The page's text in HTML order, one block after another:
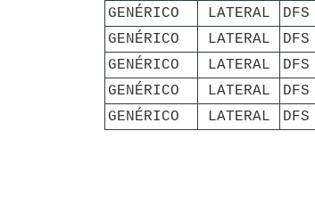
GENÉRICO
LATERAL
GENÉRICO
LATERAL DFS
GENÉRICO
LATERAL
GENÉRICO
LATERAL DFS
GENÉRICO
LATERAL